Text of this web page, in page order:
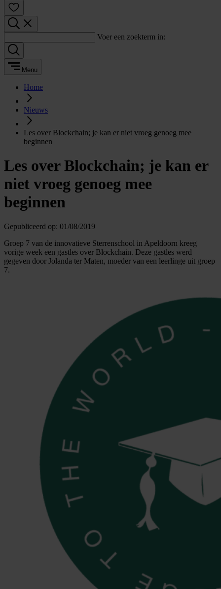
Voer een zoekterm in:
Menu
Home
Nieuws
Les over Blockchain; je kan er niet vroeg genoeg mee
beginnen
Les over Blockchain; je kan er
niet vroeg genoeg mee
beginnen
Gepubliceerd op: 01/08/2019
Groep 7 van de innovatieve Sterrenschool in Apeldoorn kreeg
vorige week een gastles over Blockchain. Deze gastles werd
gegeven door Jolanda ter Maten, moeder van een leerlinge uit groep
7.